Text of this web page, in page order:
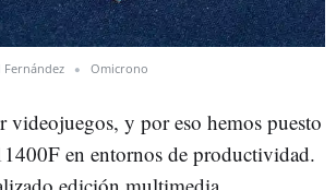
Fernández Omicrono
videojuegos, y por eso hemos puesto
en entornos de productividad.